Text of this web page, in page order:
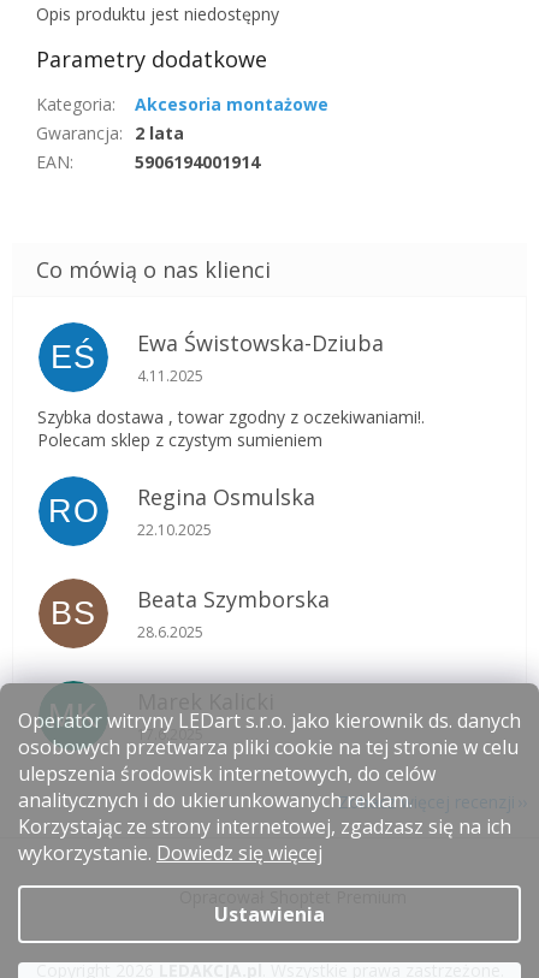
Operator witryny LEDart s.r.o. jako kierownik ds. danych
osobowych przetwarza pliki cookie na tej stronie w celu
ulepszenia środowisk internetowych, do celów
analitycznych i do ukierunkowanych reklam.
Korzystając ze strony internetowej, zgadzasz się na ich
wykorzystanie. Dowiedz się więcej
Ustawienia
Opis produktu jest niedostępny
Parametry dodatkowe
Kategoria:
Akcesoria montażowe
Gwarancja:
2 lata
EAN: 5906194001914
EŚ Ewa Świstowska-Dziuba
Ocena sklepu to 5 na 5 gwiazdek.
4.11.2025
Szybka dostawa , towar zgodny z oczekiwaniami!.
Polecam sklep z czystym sumieniem
RO Regina Osmulska
Ocena sklepu to 5 na 5 gwiazdek.
22.10.2025
BS Beata Szymborska
Ocena sklepu to 5 na 5 gwiazdek.
28.6.2025
MK Ocena sklepu to 5 na 5 gwiazdek.
17.6.2025
Zobacz więcej recenzji
Copyright 2026LEDAKCJA.pl. Wszystkie prawa zastrzeżone.